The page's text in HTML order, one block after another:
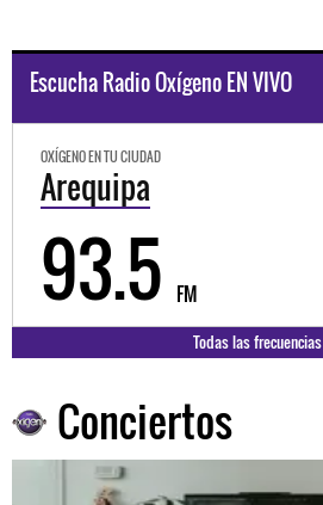
Escucha Radio Oxígeno EN VIVO
OXÍGENO EN TU CIUDAD
Trujillo
98.3 FM
Todas las frecuencias
Conciertos